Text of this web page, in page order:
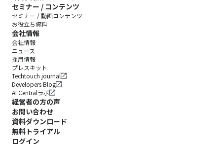
セミナー / コンテンツ
セミナー / 動画コンテンツ
お役立ち資料
会社情報
会社情報
ニュース
採用情報
プレスキット
Techtouch journal
Developers Blog
AI Centralラボ
経営者の方の声
お問い合わせ
資料ダウンロード
無料トライアル
ログイン